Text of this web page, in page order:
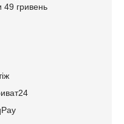
49 гривень